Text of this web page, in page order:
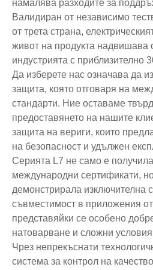
намалява разходите за
Валидиран от независимо
от трета страна,
живот на продукта надвишава
индустрията с приблизително
Да изберете нас означава да
защита, която отговаря на
стандарти. Ние оставаме
предоставянето на нашите
защита на вериги, които
на безопасност и удължен
Серията L7 не само е
международни сертификати,
демонстрирала изключителна
съвместимост в приложения
представяйки се особено
натоварване и сложни
Чрез непрекъснати
система за контрол на